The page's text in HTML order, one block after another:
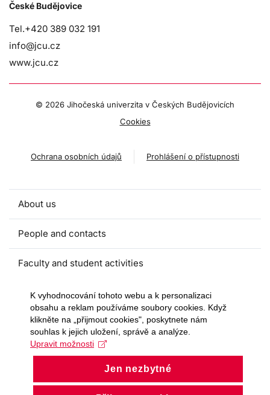
České Budějovice
Tel.+420 389 032 191
info@jcu.cz
www.jcu.cz
© 2026 Jihočeská univerzita v Českých Budějovicích
Cookies
Ochrana osobních údajů Prohlášení o přístupnosti
About us
People and contacts
Faculty and student activities
Projects and strategic partnerships
Documents
European sustainable development week
Currently
K vyhodnocování tohoto webu a k personalizaci
obsahu a reklam používáme soubory cookies. Když
klikněte na „přijmout cookies", poskytnete nám
souhlas k jejich uložení, správě a analýze.
Upravit možnosti
Jen nezbytné